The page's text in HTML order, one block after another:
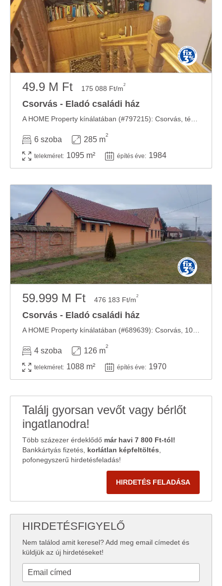
49.9 M Ft 175 088 Ft/m2
Csorvás - Eladó családi ház
6 szoba 285 m
2
telekméret: 1095 m² építés éve: 1984
59.999 M Ft 476 183 Ft/m2
Csorvás - Eladó családi ház
4 szoba 126 m
2
telekméret: 1088 m² építés éve: 1970
Találj gyorsan vevőt vagy bérlőt
ingatlanodra!
Több százezer érdeklődő már havi 7 800 Ft-tól!
Bankkártyás fizetés, korlátlan képfeltöltés
pofonegyszerű hirdetésfeladás!
HIRDETÉS FELADÁSA
HIRDETÉSFIGYELŐ
Nem találod amit keresel? Add meg email címedet és
küldjük az új hirdetéseket!